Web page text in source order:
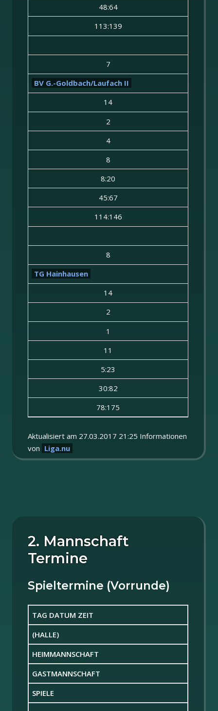
48:64
113:139
7
BV G.-Goldbach/Laufach II
14
2
4
8
8:20
45:67
114:146
8
TG Hainhausen
14
2
1
11
5:23
30:82
78:175
Aktualisiert am 27.03.2017 21:25 Informationen
von Liga.nu
2. Mannschaft
Termine
Spieltermine (Vorrunde)
TAG DATUM ZEIT
(HALLE)
HEIMMANNSCHAFT
GASTMANNSCHAFT
SPIELE